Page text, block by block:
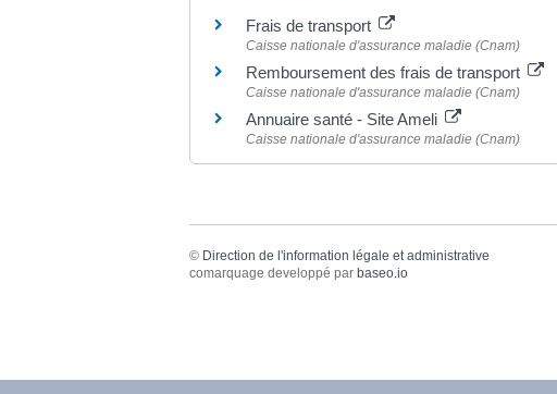
Frais de transport
Caisse nationale d'assurance maladie (Cnam)
Remboursement des frais de transport
Caisse nationale d'assurance maladie (Cnam)
Annuaire santé - Site Ameli
Caisse nationale d'assurance maladie (Cnam)
© Direction de l'information légale et administrative
comarquage developpé par baseo.io